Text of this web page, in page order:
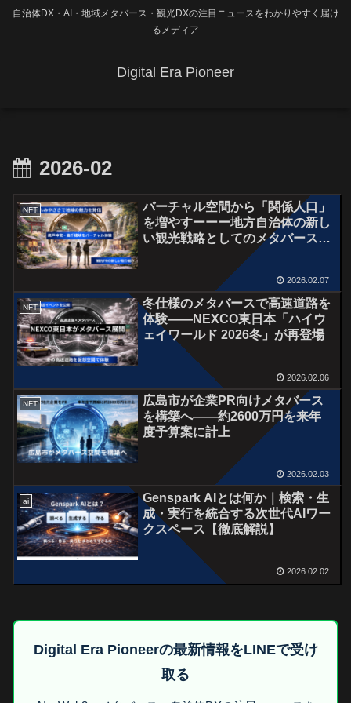
自治体DX・AI・地域メタバース・観光DXの注目ニュースをわかりやすく届け
るメディア
Digital Era Pioneer
2026-02
NFT
バーチャル空間から「関係人口」
を増やすーーー地方自治体の新し
い観光戦略としてのメタバース活
用（バーチャルみやざき事例）
2026.02.07
NFT
冬仕様のメタバースで高速道路を
体験――NEXCO東日本「ハイウ
ェイワールド 2026冬」が再登場
2026.02.06
NFT
広島市が企業PR向けメタバース
を構築へ――約2600万円を来年
度予算案に計上
2026.02.03
ai
Genspark AIとは何か｜検索・生
成・実行を統合する次世代AIワー
クスペース【徹底解説】
2026.02.02
Digital Era Pioneerの最新情報をLINEで受け
取る